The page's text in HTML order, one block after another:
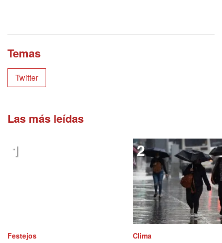
Temas
Twitter
Las más leídas
Festejos Clima